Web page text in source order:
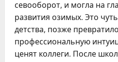
севооборот, и могла на
развития озимых. Это
детства, позже
профессиональную
ценят коллеги. После